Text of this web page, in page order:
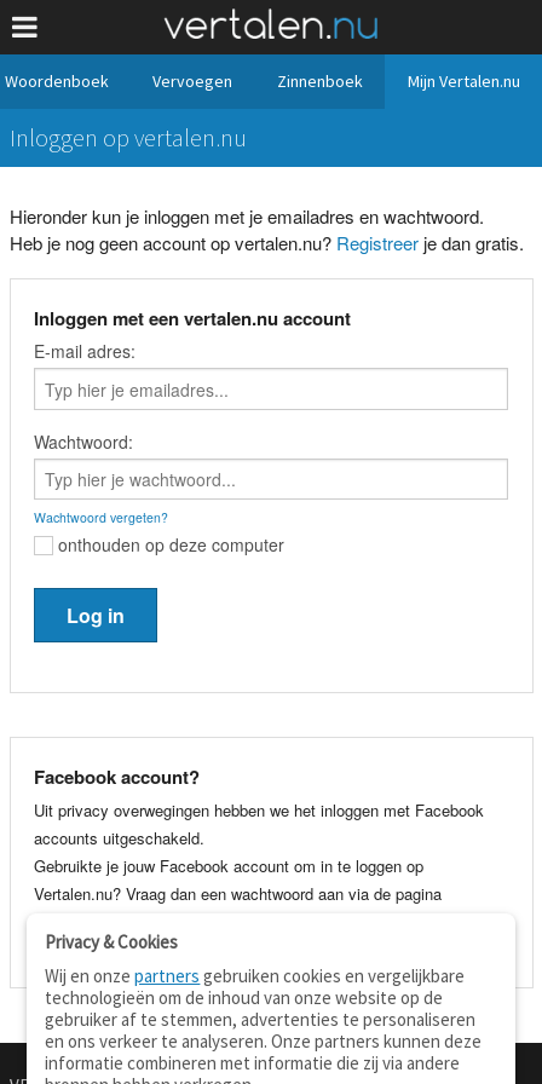
Woordenboek Vervoegen Zinnenboek Mijn Vertalen.nu
Inloggen op vertalen.nu
Hieronder kun je inloggen met je emailadres en wachtwoord.
Heb je nog geen account op vertalen.nu? Registreerje dan gratis.
Inloggen met een vertalen.nu account
E-mail adres:
Wachtwoord:
Wachtwoord vergeten?
onthouden op deze computer
Facebook account?
Uit privacy overwegingen hebben we het inloggen met Facebook
accounts uitgeschakeld.
Gebruikte je jouw Facebook account om in te loggen op
Vertalen.nu? Vraag dan een wachtwoord aan via de pagina
je e-mail adres en wachtwoord.
Privacy & Cookies
Wij en onzepartners gebruiken cookies en vergelijkbare
technologieën om de inhoud van onze website op de
gebruiker af te stemmen, advertenties te personaliseren
en ons verkeer te analyseren. Onze partners kunnen deze
informatie combineren met informatie die zij via andere